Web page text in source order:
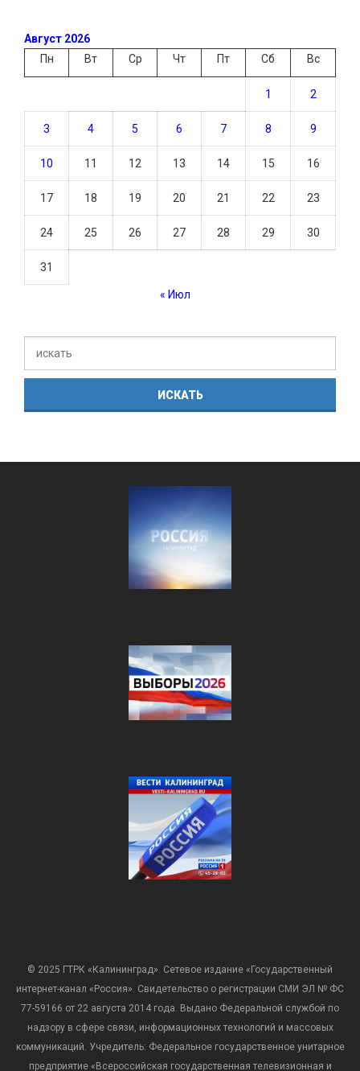
Август 2026
Пн
Вт Ср Чт Пт Сб Вс
1 2
3 4 5 6 7 8 9
10 11 12 13 14 15 16
17 18 19 20 21 22 23
24 25 26 27 28 29 30
31
« Июл
© 2025 ГТРК «Калининград». Сетевое издание «Государственный
интернет-канал «Россия». Свидетельство о регистрации СМИ ЭЛ № ФС
77-59166 от 22 августа 2014 года. Выдано Федеральной службой по
надзору в сфере связи, информационных технологий и массовых
коммуникаций. Учредитель: Федеральное государственное унитарное
предприятие «Всероссийская государственная телевизионная и